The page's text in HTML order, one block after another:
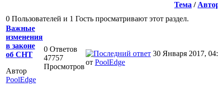
Тема /
0 Пользователей и 1 Гость просматривают этот раздел.
Важные
изменения
в законе
об СНТ
Автор
PoolEdge
0 Ответов
47757
Просмотров
30 Января 2017,
от PoolEdge